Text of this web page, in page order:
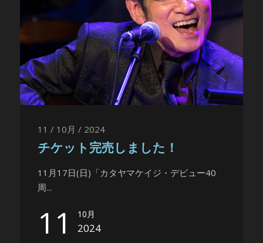
11 / 10月 / 2024
チケット完売しました！
11月17日(日)「カタヤマケイジ・デビュー40
周...
11 10月
2024